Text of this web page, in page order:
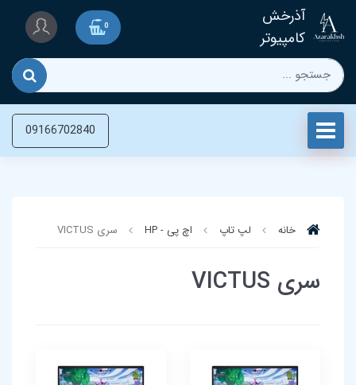
آذرخش
کامپیوتر
0
09166702840
خانه لپ تاپ‌ اچ پی - HP سری VICTUS
سری VICTUS